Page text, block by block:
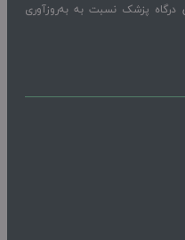
درگاه پزشک نسبت به به‌روزآوری